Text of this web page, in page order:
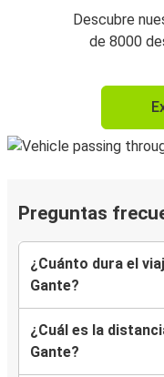
Descubre
de 8000
Preguntas
¿Cuánto dura el
Gante?
¿Cuál es la
Gante?